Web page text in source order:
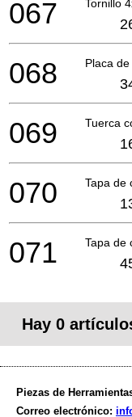
Tornillo
067
Placa
068
Tuerca
069
Tapa de
070
Tapa de
071
Hay 0
Piezas de
Correo electrónico: